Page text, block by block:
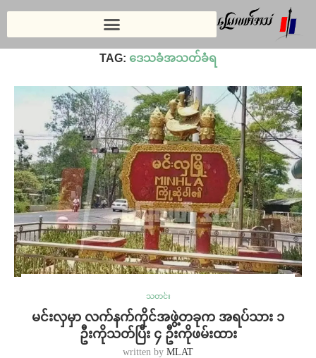
ဒေသခံအသတ်ခံရ
TAG: ဒေသခံအသတ်ခံရ
သတင်း
မင်းလှမှာ လက်နက်ကိုင်အဖွဲ့တခုက အရပ်သား ၁
ဦးကိုသတ်ပြီး ၄ ဦးကိုဖမ်းထား
written by MLAT